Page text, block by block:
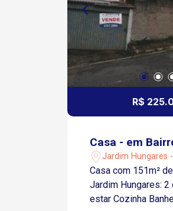
R$
Casa - em
Jardim Hungares
Casa com 151m²
Jardim Hungares: 2 dormitórios Sala de
estar Cozinha